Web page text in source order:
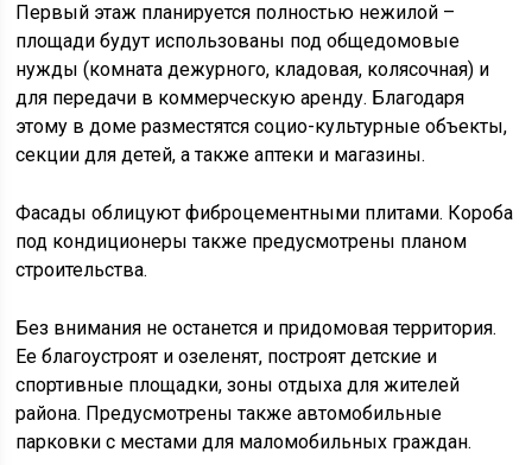
Первый этаж планируется полностью нежилой –
площади будут использованы под общедомовые
нужды (комната дежурного, кладовая, колясочная) и
для передачи в коммерческую аренду. Благодаря
этому в доме разместятся социо-культурные объекты,
секции для детей, а также аптеки и магазины.
Фасады облицуют фиброцементными плитами. Короба
под кондиционеры также предусмотрены планом
строительства.
Без внимания не останется и придомовая территория.
Ее благоустроят и озеленят, построят детские и
спортивные площадки, зоны отдыха для жителей
района. Предусмотрены также автомобильные
парковки с местами для маломобильных граждан.